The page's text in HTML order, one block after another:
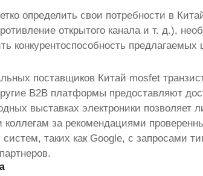
определить свои потребности в
открытого канала и т. д.),
конкурентоспособность предлагаемых
поставщиков Китай mosfet
B2B платформы предоставляют
выставках электроники позволяет
за рекомендациями
таких как Google, с запросами